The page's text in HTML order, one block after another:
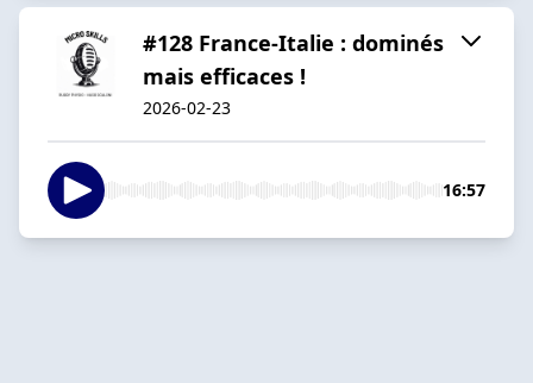
#128 France-Italie : dominés
mais efficaces !
2026-02-23
16:57